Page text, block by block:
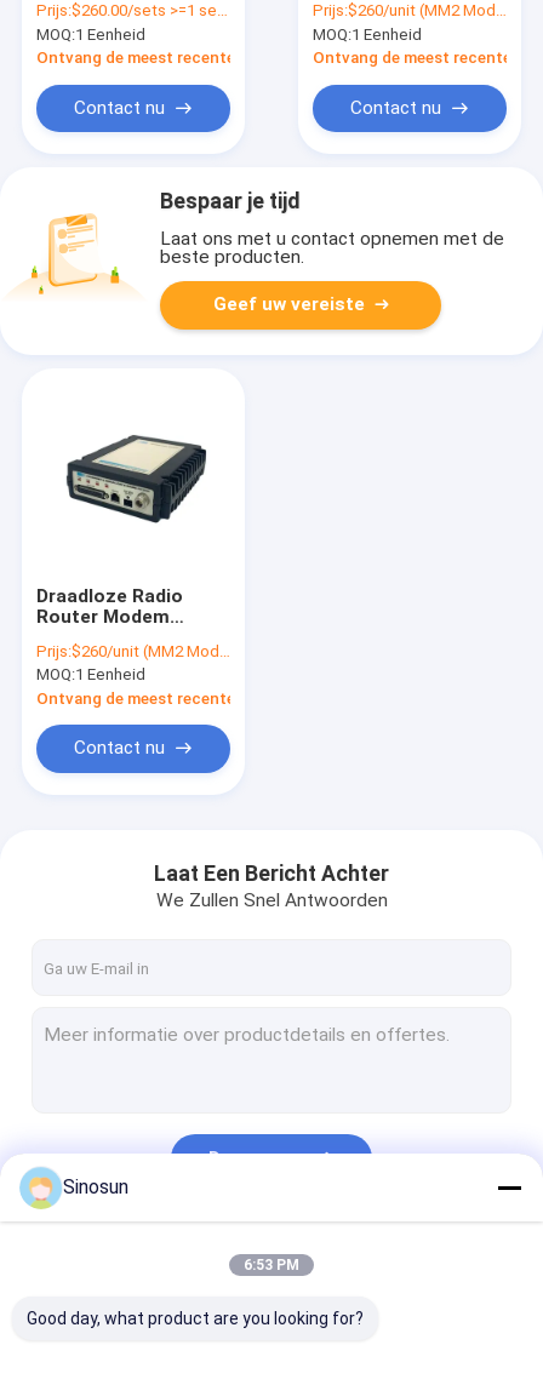
Draadloze
gegevensoverdracht
Prijs:$260.00/sets >=1 sets
MOQ:1 Eenheid
Ontvang de meest recente Prijs
Contact nu
radiozender 5 Watt
SDR-transceiver
Prijs:$260/unit (MM2 Module), $370/unit (FGR2 Enclosed)
MOQ:1 Eenheid
Ontvang de meest recente
Contact nu
Bespaar je tijd
Laat ons met u contact opnemen met de
beste producten.
Geef uw vereiste
Draadloze Radio
Router Modem
Afstand
Prijs:$260/unit (MM2 Module), $370/unit (FGR2 Enclosed)
MOQ:1 Eenheid
Ontvang de meest recente Prijs
Contact nu
Laat Een Bericht Achter
We Zullen Snel Antwoorden
Doorgaan
Sinosun
6:53 PM
Good day, what product are you looking for?